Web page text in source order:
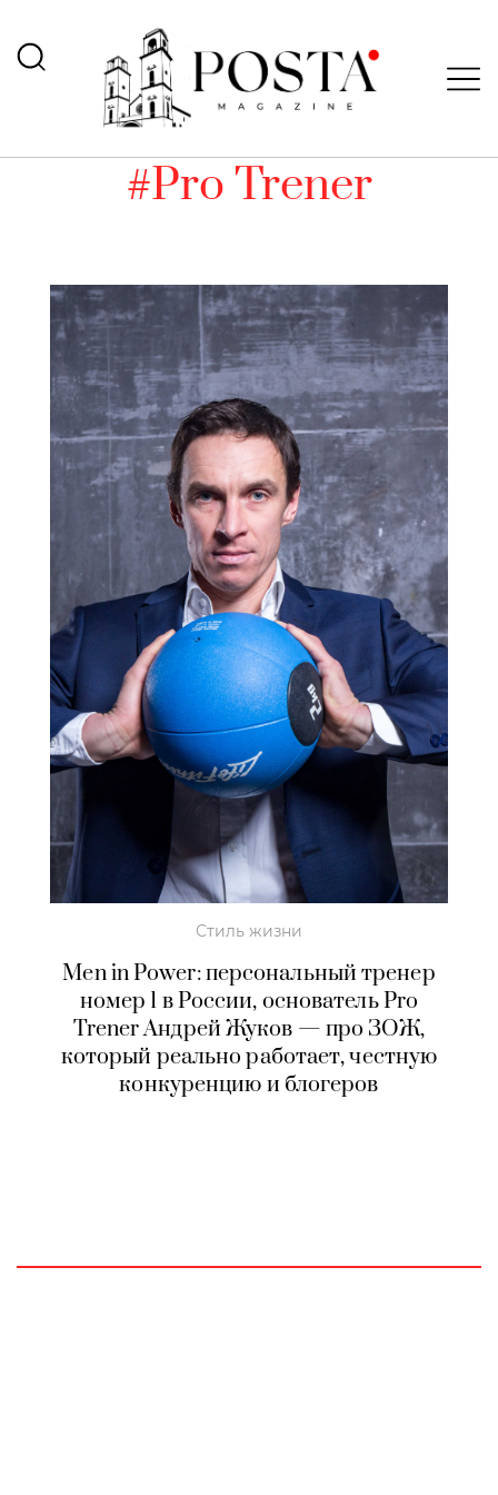
#Pro Trener
Стиль жизни
Men in Power: персональный тренер
номер 1 в России, основатель Pro
Trener Андрей Жуков — про ЗОЖ,
который реально работает, честную
конкуренцию и блогеров